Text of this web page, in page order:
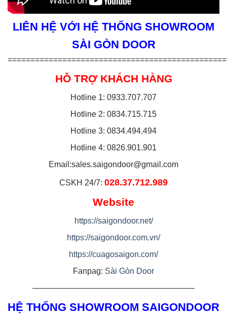
LIÊN HỆ VỚI HỆ THỐNG SHOWROOM
SÀI GÒN DOOR
================================================
HỖ TRỢ KHÁCH HÀNG
Hotline 1: 0933.707.707
Hotline 2: 0834.715.715
Hotline 3: 0834.494.494
Hotline 4: 0826.901.901
Email:sales.saigondoor@gmail.com
CSKH 24/7: 028.37.712.989
Website
https://saigondoor.net/
https://saigondoor.com.vn/
https://cuagosaigon.com/
Fanpag: Sài Gòn Door
————————————————————
HỆ THỐNG SHOWROOM SAIGONDOOR